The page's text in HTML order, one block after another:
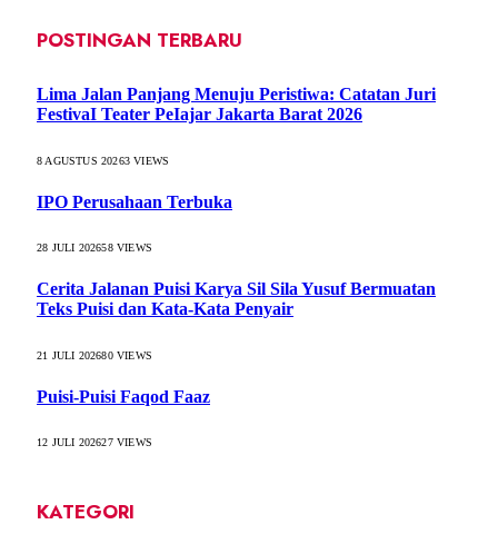
POSTINGAN TERBARU
Lima Jalan Panjang Menuju Peristiwa: Catatan Juri
FestivaI Teater PeIajar Jakarta Barat 2026
8 AGUSTUS 20263VIEWS
IPO Perusahaan Terbuka
28 JULI 202658VIEWS
Cerita Jalanan Puisi Karya Sil Sila Yusuf Bermuatan
Teks Puisi dan Kata-Kata Penyair
21 JULI 202680VIEWS
Puisi-Puisi Faqod Faaz
12 JULI 202627VIEWS
KATEGORI